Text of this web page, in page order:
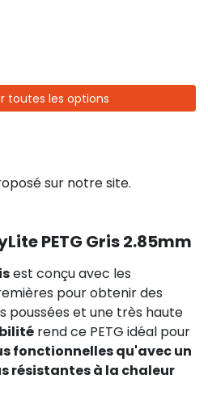
toutes les options
sur notre site.
PETG Gris 2.85mm
est conçu avec les
pour obtenir des
poussées et une très haute
rend ce PETG idéal pour
fonctionnelles qu'avec un
résistantes à la chaleur